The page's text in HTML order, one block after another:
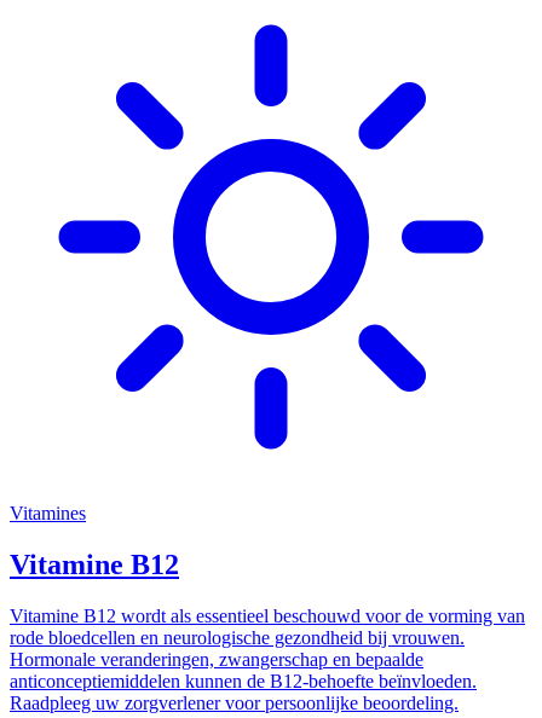
Vitamines
Vitamine B12
Vitamine B12 wordt als essentieel beschouwd voor de vorming van
rode bloedcellen en neurologische gezondheid bij vrouwen.
Hormonale veranderingen, zwangerschap en bepaalde
anticonceptiemiddelen kunnen de B12-behoefte beïnvloeden.
Raadpleeg uw zorgverlener voor persoonlijke beoordeling.